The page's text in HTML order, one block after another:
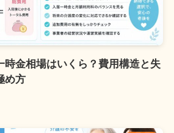
時金相場はいくら？費用構造と失
め方